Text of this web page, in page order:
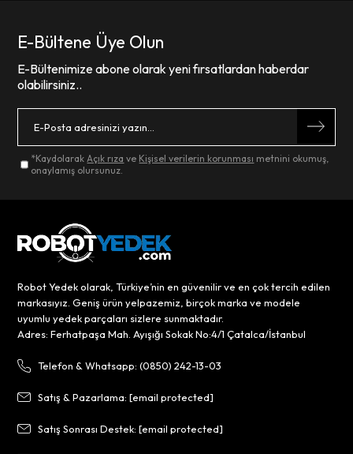
E-Bültene Üye Olun
E-Bültenimize abone olarak yeni fırsatlardan haberdar
olabilirsiniz..
*KaydolarakAçık rıza ve Kişisel verilerin korunması metnini okumuş,
onaylamış olursunuz.
Robot Yedek olarak, Türkiye’nin en güvenilir ve en çok tercih edilen
markasıyız. Geniş ürün yelpazemiz, birçok marka ve modele
uyumlu yedek parçaları sizlere sunmaktadır.
Adres: Ferhatpaşa Mah. Ayışığı Sokak No:4/1 Çatalca/İstanbul
Telefon & Whatsapp: (0850) 242-13-03
Satış & Pazarlama:[email protected]
Satış Sonrası Destek:[email protected]